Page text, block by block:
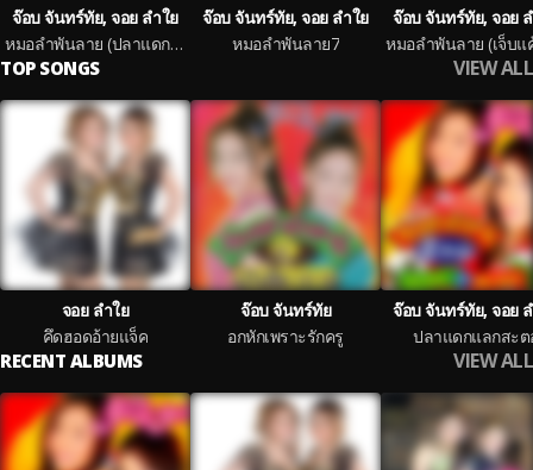
จ๊อบ จันทร์ทัย, จอย ลำใย
หมอลำพันลาย (ปลาแดกแลกสะตอ)
จ๊อบ จันทร์ทัย, จอย ลำใย
หมอลำพันลาย7
จ๊อบ จันทร์ทัย, จอย
TOP SONGS VIEW ALL
จอย ลำใย
คึดฮอดอ้ายแจ็ค
จ๊อบ จันทร์ทัย
อกหักเพราะรักครู
จ๊อบ จันทร์ทัย, จอย
ปลาแดกแลกสะต
RECENT ALBUMS VIEW ALL